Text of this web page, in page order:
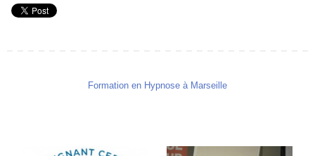
Formation en Hypnose à Marseille